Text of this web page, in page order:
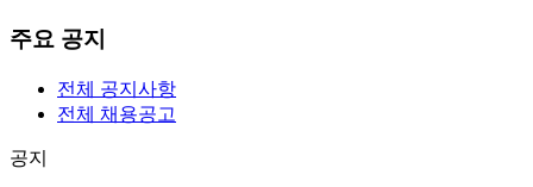
주요 공지
전체 공지사항
전체 채용공고
공지